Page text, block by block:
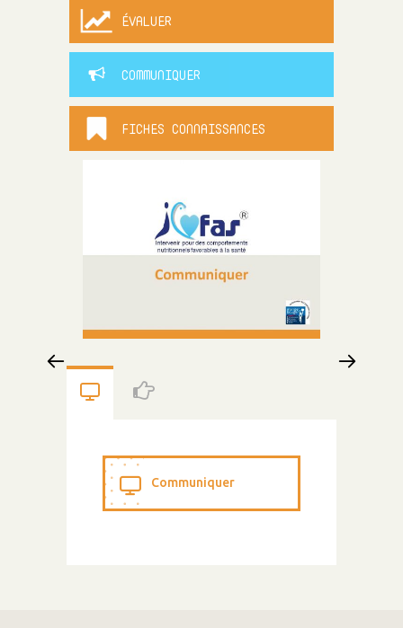
ÉVALUER
COMMUNIQUER
FICHES CONNAISSANCES
Communiquer